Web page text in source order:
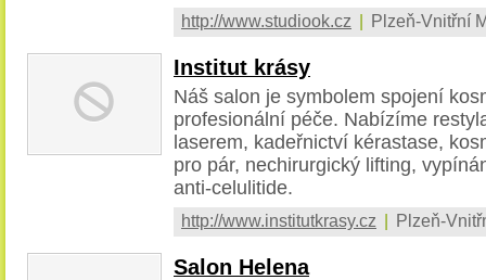
http://www.studiook.cz | Plzeň-Vnitřní
Institut krásy
Náš salon je symbolem spojení
profesionální péče. Nabízíme
laserem, kadeřnictví kérastase,
pro pár, nechirurgický lifting,
anti-celulitide.
http://www.institutkrasy.cz | Plzeň-
Salon Helena